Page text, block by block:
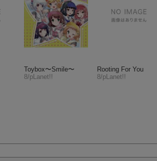
Toybox〜Smile〜
8/pLanet!!
Rooting For You
8/pLanet!!